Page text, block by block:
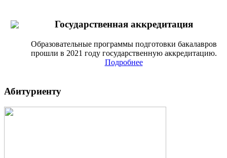
Государственная аккредитация
Образовательные программы подготовки бакалавров
прошли в 2021 году государственную аккредитацию.
Подробнее
Абитуриенту